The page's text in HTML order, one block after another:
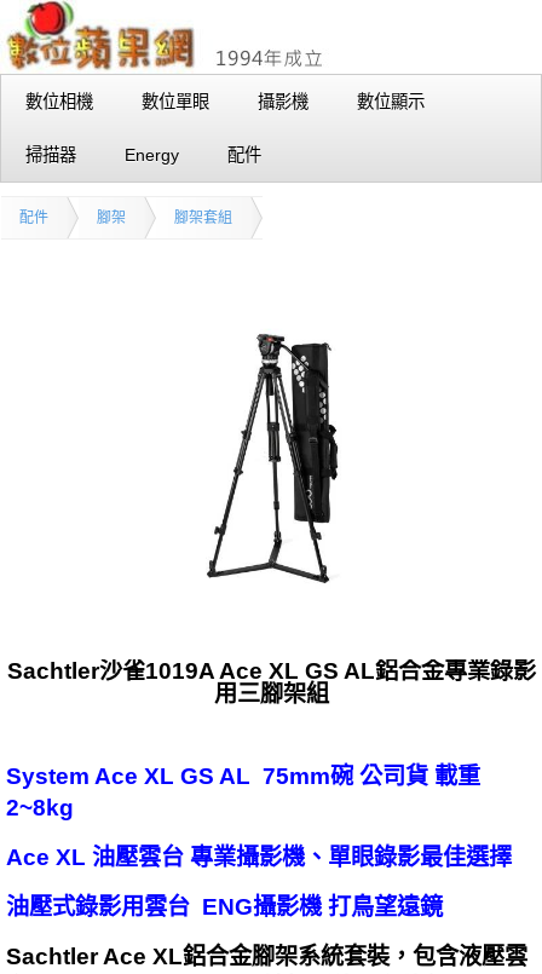
數位相機 數位單眼 攝影機 數位顯示
掃描器 Energy 配件
配件 腳架 腳架套組
Sachtler沙雀1019A Ace XL GS AL鋁合金專業錄影
用三腳架組
System Ace XL GS AL 75mm碗 公司貨 載重
2~8kg
Ace XL 油壓雲台 專業攝影機、單眼錄影最佳選擇
油壓式錄影用雲台 ENG攝影機 打鳥望遠鏡
Sachtler Ace XL鋁合金腳架系統套裝，包含液壓雲